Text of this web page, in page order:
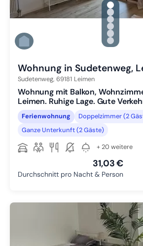
Zu Slide
Zu Slide
Zu Slide 3
Zu Slide
Zu Slide 5
Zu Slide 6
Wohnung in Sudetenweg,
Sudetenweg, 69181 Leimen
Wohnung mit Balkon,
Leimen. Ruhige Lage. Gute
Ferienwohnung
Doppelzimmer (2
Ganze Unterkunft (2 Gäste)
+ 20 weitere
31,03 €
Durchschnitt pro Nacht & Person